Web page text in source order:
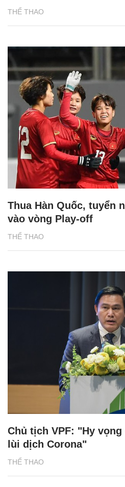
THỂ THAO
THỂ THAO
Thua Hàn Quốc, tuyển
vào vòng Play-off
THỂ THAO
Chủ tịch VPF: "Hy
lùi dịch Corona"